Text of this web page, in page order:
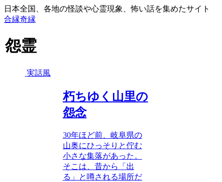
日本全国、各地の怪談や心霊現象、怖い話を集めたサイト
合縁奇縁
怨霊
実話風
朽ちゆく山里の
怨念
30年ほど前、岐阜県の
山奥にひっそりと佇む
小さな集落があった。
そこは、昔から「出
る」と噂される場所だ